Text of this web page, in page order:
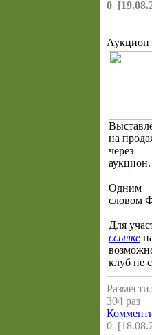
0
Аукцион
на
через
аукцион.
Одним
словом
Для
ссылке
клуб не
304 раз
0